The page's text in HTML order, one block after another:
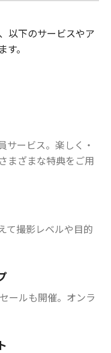
以下のサービスやア
。
サービス。楽しく・
まざまな特典をご用
て撮影レベルや目的
ールも開催。オンラ